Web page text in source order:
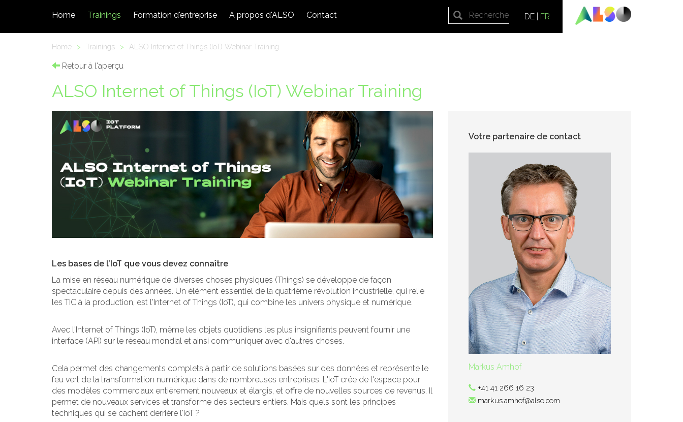
DE FR
Home Trainings Formation d'entreprise A propos d'ALSO Contact
Home > Trainings > ALSO Internet of Things (IoT) Webinar Training
Retour à l'aperçu
ALSO Internet of Things (IoT) Webinar Training
Les bases de l’IoT que vous devez connaître
La mise en réseau numérique de diverses choses physiques (Things) se développe de façon
spectaculaire depuis des années. Un élément essentiel de la quatrième révolution industrielle, qui relie
les TIC à la production, est l'Internet of Things (IoT), qui combine les univers physique et numérique.
Avec l'Internet of Things (IoT), même les objets quotidiens les plus insignifiants peuvent fournir une
interface (API) sur le réseau mondial et ainsi communiquer avec d'autres choses.
Cela permet des changements complets à partir de solutions basées sur des données et représente le
feu vert de la transformation numérique dans de nombreuses entreprises. L'IoT crée de l'espace pour
des modèles commerciaux entièrement nouveaux et élargis, et offre de nouvelles sources de revenus. Il
permet de nouveaux services et transforme des secteurs entiers. Mais quels sont les principes
techniques qui se cachent derrière l'IoT ?
Votre partenaire de contact
Markus Amhof
+41 41 266 16 23
markus.amhof@also.com